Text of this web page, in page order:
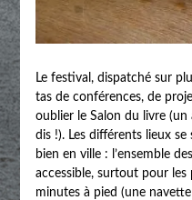
Le festival, dispatché sur
tas de conférences, de
oublier le Salon du livre
dis !). Les différents lieux
bien en ville : l’ensemble
accessible, surtout pour les
minutes à pied (une